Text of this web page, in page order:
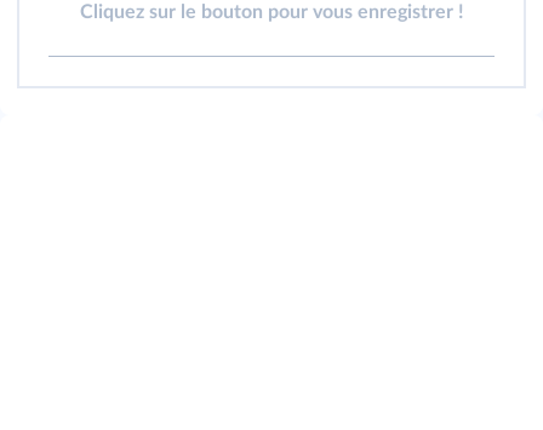
Cliquez sur le bouton pour vous enregistrer !